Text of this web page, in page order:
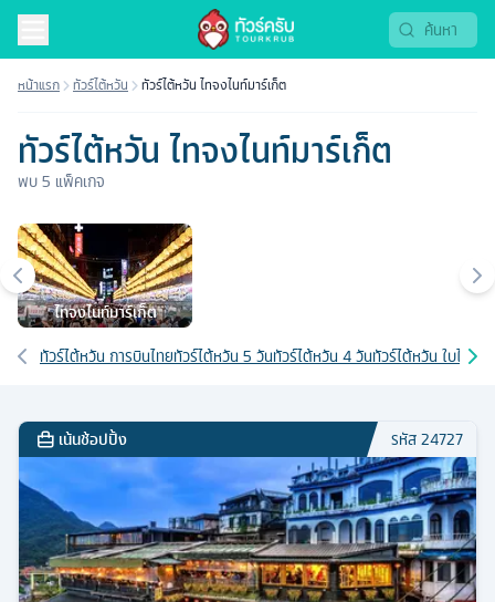
หน้าแรก ทัวร์ไต้หวัน ทัวร์ไต้หวัน ไทจงไนท์มาร์เก็ต
ทัวร์ไต้หวัน ไทจงไนท์มาร์เก็ต
พบ5 แพ็คเกจ
เมืองยอดนิยม
ไทจงไนท์มาร์เก็ต
เส้นทางที่เกี่ยวข้อง
ทัวร์ไต้หวัน การบินไทยทัวร์ไต้หวัน 5 วันทัวร์ไต้หวัน 4 วันทัวร์ไต้หวัน ใบไม้เป
เน้นช้อปปิ้ง รหัส24727